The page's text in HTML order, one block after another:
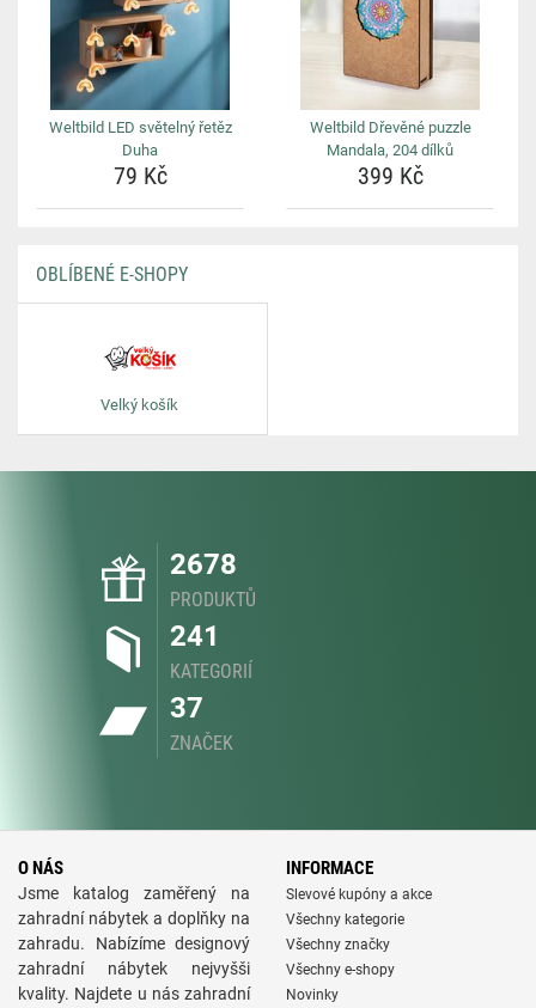
Weltbild LED světelný řetěz
Duha
79 Kč
Weltbild Dřevěné puzzle
Mandala, 204 dílků
399 Kč
OBLÍBENÉ E-SHOPY
Velký košík
2678
PRODUKTŮ
241
KATEGORIÍ
37
ZNAČEK
O NÁS
Jsme katalog zaměřený na
zahradní nábytek a doplňky na
zahradu. Nabízíme designový
zahradní nábytek nejvyšši
kvality. Najdete u nás zahradní
INFORMACE
Slevové kupóny a akce
Všechny kategorie
Všechny značky
Všechny e-shopy
Novinky